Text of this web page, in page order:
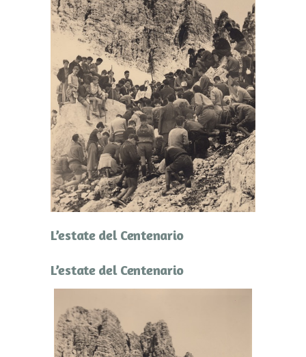
L’estate del Centenario
L’estate del Centenario